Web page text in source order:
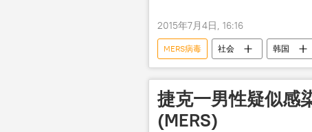
2015年7月4日, 16:16
MERS病毒 社会 韩国
捷克一男性疑似感
(MERS)